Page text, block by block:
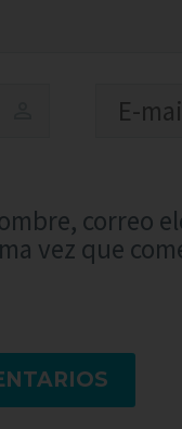
correo
vez que